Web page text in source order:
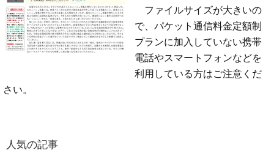
ファイルサイズが大きいの
で、パケット通信料金定額制
プランに加入していない携帯
電話やスマートフォンなどを
利用している方はご注意くだ
さい。
人気の記事